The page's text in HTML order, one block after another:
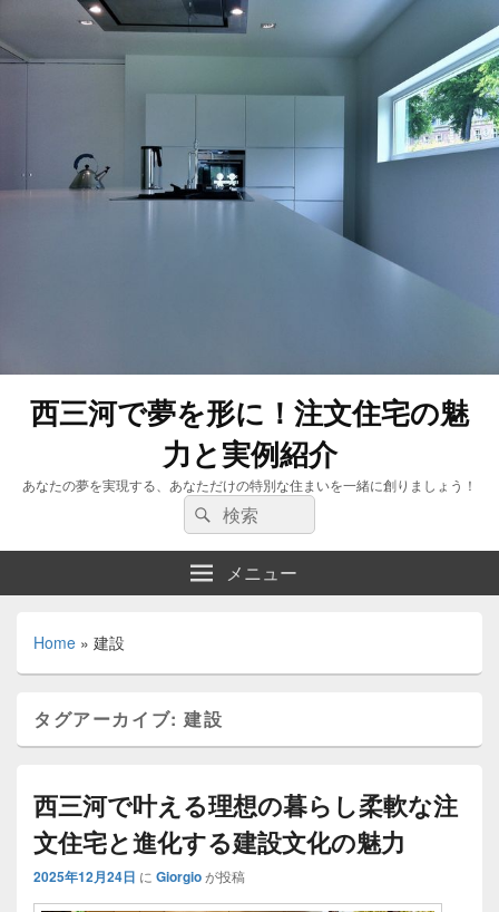
西三河で夢を形に！注文住宅の魅
力と実例紹介
あなたの夢を実現する、あなただけの特別な住まいを一緒に創りましょう！
検
索:
検
索
メニュー
Home » 建設
タグアーカイブ:建設
西三河で叶える理想の暮らし柔軟な注
文住宅と進化する建設文化の魅力
2025年12月24日 に Giorgioが投稿